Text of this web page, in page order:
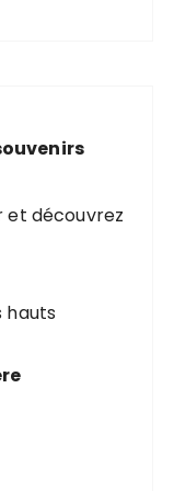
et découvrez
hauts